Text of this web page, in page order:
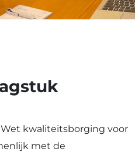
kwaliteitsborging voor
met de